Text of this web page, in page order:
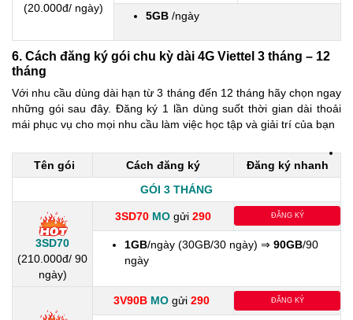
(20.000đ/ ngày)
5GB /ngày
6. Cách đăng ký gói chu kỳ dài 4G Viettel 3 tháng – 12
tháng
Với nhu cầu dùng dài hạn từ 3 tháng đến 12 tháng hãy chọn ngay
những gói sau đây. Đăng ký 1 lần dùng suốt thời gian dài thoải
mái phục vụ cho mọi nhu cầu làm việc học tập và giải trí của bạn
Tên gói Cách đăng ký
Đăng ký nhanh
GÓI 3 THÁNG
3SD70
(210.000đ/ 90
ngày)
3SD70 MO gửi 290 ĐĂNG KÝ
1GB/ngày (30GB/30 ngày) ⇒ 90GB/90
ngày
3V90B MO gửi 290 ĐĂNG KÝ